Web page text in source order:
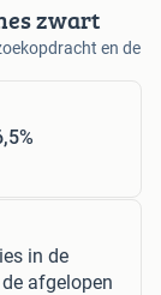
zwart
en de
in de
afgelopen